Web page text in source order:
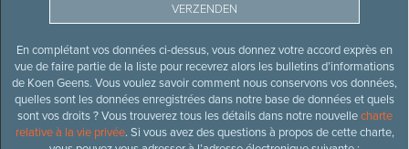
En complétant vos données ci-dessus, vous donnez votre accord exprès en
vue de faire partie de la liste pour recevrez alors les bulletins d’informations
de Koen Geens. Vous voulez savoir comment nous conservons vos données,
quelles sont les données enregistrées dans notre base de données et quels
sont vos droits ? Vous trouverez tous les détails dans notre nouvellecharte
relative à la vie privée. Si vous avez des questions à propos de cette charte,